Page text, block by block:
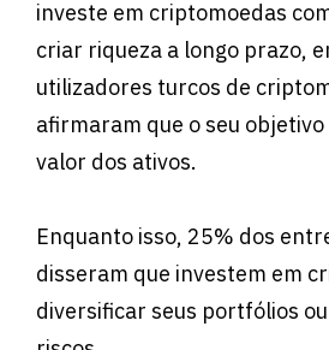
investe em criptomoedas
criar riqueza a longo prazo,
utilizadores turcos de
afirmaram que o seu
valor dos ativos.
Enquanto isso, 25% dos
disseram que investem em
diversificar seus portfólios